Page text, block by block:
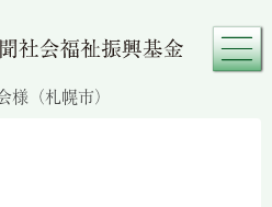
様（札幌市）